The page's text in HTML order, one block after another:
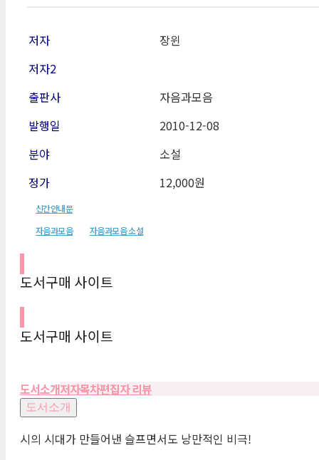
저자
장윈
저자2
출판사
자음과모음
발행일
2010-12-08
분야
소설
정가
12,000원
신간안내문
자음과모음
자음과모음 소설
도서구매 사이트
도서구매 사이트
도서소개저자목차편집자 리뷰
도서소개
시의 시대가 만들어낸 슬프면서도 낭만적인 비극!